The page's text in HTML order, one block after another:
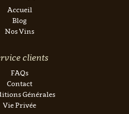
Accueil
Blog
Nos Vins
clients
FAQs
Contact
Générales
Vie Privée